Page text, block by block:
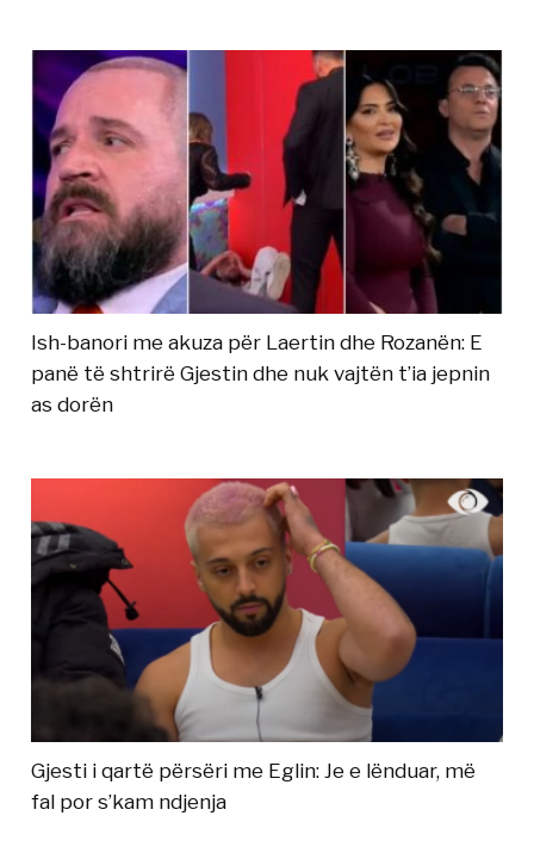
Ish-banori me akuza për Laertin dhe Rozanën: E
panë të shtrirë Gjestin dhe nuk vajtën t’ia jepnin
as dorën
Gjesti i qartë përsëri me Eglin: Je e lënduar, më
fal por s’kam ndjenja